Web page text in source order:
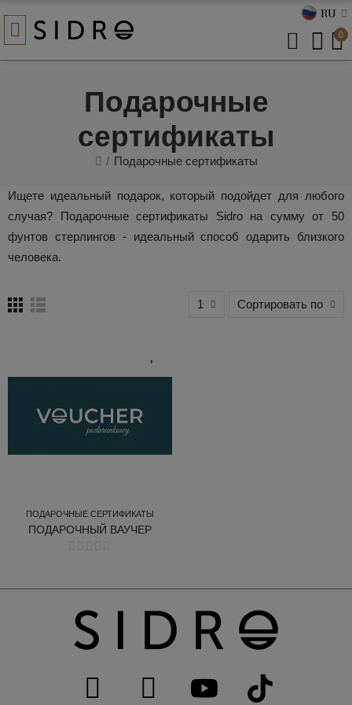
RU
0
Подарочные
сертификаты
Подарочные сертификаты
Ищете идеальный подарок, который подойдет для любого
случая? Подарочные сертификаты Sidro на сумму от 50
фунтов стерлингов - идеальный способ одарить близкого
человека.
1 Сортировать по
ПОДАРОЧНЫЕ СЕРТИФИКАТЫ
ПОДАРОЧНЫЙ ВАУЧЕР